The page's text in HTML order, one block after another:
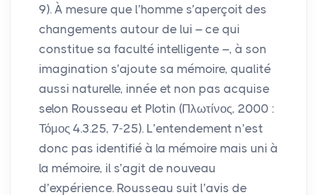
9). À mesure que l’homme s’aperçoit des
changements autour de lui – ce qui
constitue sa faculté intelligente –, à son
imagination s’ajoute sa mémoire, qualité
aussi naturelle, innée et non pas acquise
selon Rousseau et Plotin (Πλωτίνος, 2000 :
Τόμος 4.3.25, 7-25). L’entendement n’est
donc pas identifié à la mémoire mais uni à
la mémoire, il s’agit de nouveau
d’expérience. Rousseau suit l’avis de